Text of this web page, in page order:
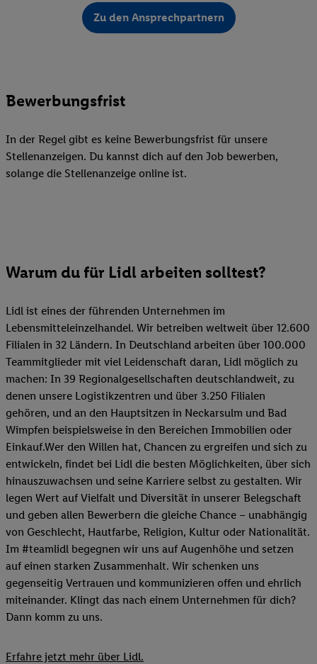
Zu den Ansprechpartnern
Bewerbungsfrist
In der Regel gibt es keine Bewerbungsfrist für unsere
Stellenanzeigen. Du kannst dich auf den Job bewerben,
solange die Stellenanzeige online ist.
Warum du für Lidl arbeiten solltest?
Lidl ist eines der führenden Unternehmen im
Lebensmitteleinzelhandel. Wir betreiben weltweit über 12.600
Filialen in 32 Ländern. In Deutschland arbeiten über 100.000
Teammitglieder mit viel Leidenschaft daran, Lidl möglich zu
machen: In 39 Regionalgesellschaften deutschlandweit, zu
denen unsere Logistikzentren und über 3.250 Filialen
gehören, und an den Hauptsitzen in Neckarsulm und Bad
Wimpfen beispielsweise in den Bereichen Immobilien oder
Einkauf.Wer den Willen hat, Chancen zu ergreifen und sich zu
entwickeln, findet bei Lidl die besten Möglichkeiten, über sich
hinauszuwachsen und seine Karriere selbst zu gestalten. Wir
legen Wert auf Vielfalt und Diversität in unserer Belegschaft
und geben allen Bewerbern die gleiche Chance – unabhängig
von Geschlecht, Hautfarbe, Religion, Kultur oder Nationalität.
Im #teamlidl begegnen wir uns auf Augenhöhe und setzen
auf einen starken Zusammenhalt. Wir schenken uns
gegenseitig Vertrauen und kommunizieren offen und ehrlich
miteinander. Klingt das nach einem Unternehmen für dich?
Dann komm zu uns.​
Erfahre jetzt mehr über Lidl.